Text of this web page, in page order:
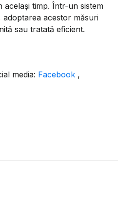
același timp. Într-un sistem
acestor măsuri
sau tratată eficient.
media: Facebook ,